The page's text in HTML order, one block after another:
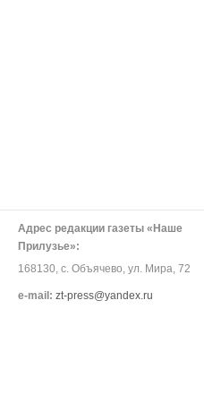
Адрес редакции газеты «Наше
Прилузье»:
168130, с. Объячево, ул. Мира, 72
е-mail: zt-press@yandex.ru